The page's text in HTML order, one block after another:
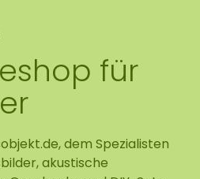
für
dem Spezialisten
akustische